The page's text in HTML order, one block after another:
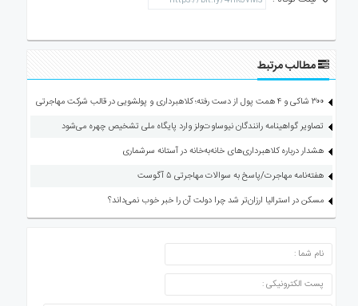
مطالب مرتبط
۳۰۰ شاکی و ۴ همت پول از دست رفته؛ کلاهبرداری و پولشویی در قالب شرکت مهاجرتی
تصاویر گواهینامه رانندگان نیوساوت‌ولز وارد پایگاه ملی تشخیص چهره می‌شود
هشدار درباره کلاهبرداری‌های خانه‌به‌خانه در آستانه سرشماری
هفته‌نامه مهاجرت/پاسخ به سوالات مهاجرتی ۵ آگوست
مسکن در استرالیا ارزان‌تر شد چرا دولت آن را خبر خوب نمی‌داند؟
ارسال دیدگاه